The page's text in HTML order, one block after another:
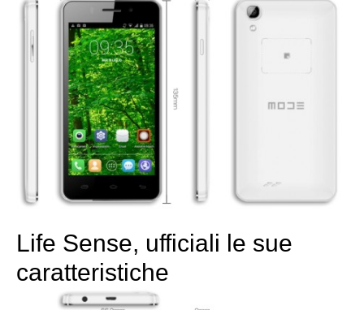
Life Sense, ufficiali le sue
caratteristiche